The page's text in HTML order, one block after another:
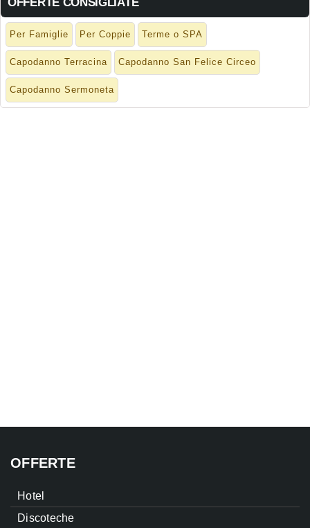
Per Famiglie Per Coppie Terme o SPA
Capodanno Terracina Capodanno San Felice Circeo
Capodanno Sermoneta
OFFERTE
Hotel
Discoteche